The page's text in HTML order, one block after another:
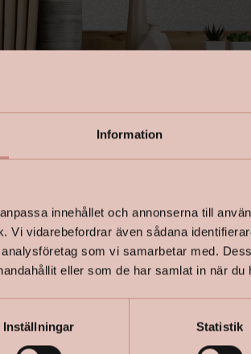
Information
innehållet och annonserna till
Vi vidarebefordrar även sådana
som vi samarbetar med.
eller som de har samlat in när du
Inställningar Statistik